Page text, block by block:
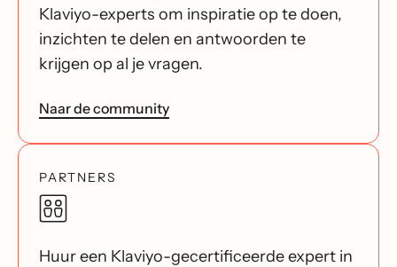
Klaviyo-experts om inspiratie op te doen,
inzichten te delen en antwoorden te
krijgen op al je vragen.
Naar de community
PARTNERS
Huur een Klaviyo-gecertificeerde expert in